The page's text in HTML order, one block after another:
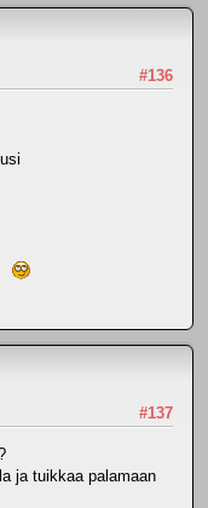
#136
#137
ja tuikkaa palamaan